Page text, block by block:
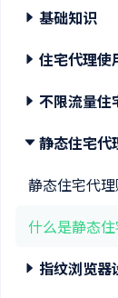
基础知识
注册登录/找
购买住宅代
购买静态住
购买不限流量
认证账号添
添加白名单
住宅代理使
住宅代理账
提出请求
选择国家/地
会话控制
响应代码
不限流量住
不限流量住宅
什么是不限流
静态住宅代
静态住宅代
什么是静态住
指纹浏览器